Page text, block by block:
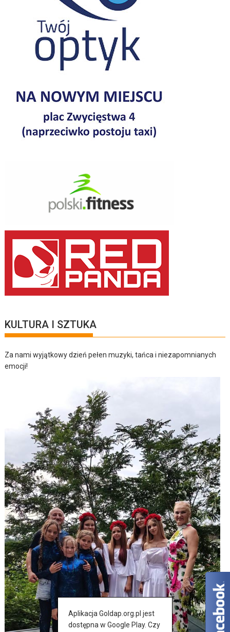
KULTURA I SZTUKA
Za nami wyjątkowy dzień pełen muzyki, tańca i niezapomnianych
emocji!
Aplikacja Goldap.org.pl jest
dostępna w Google Play. Czy